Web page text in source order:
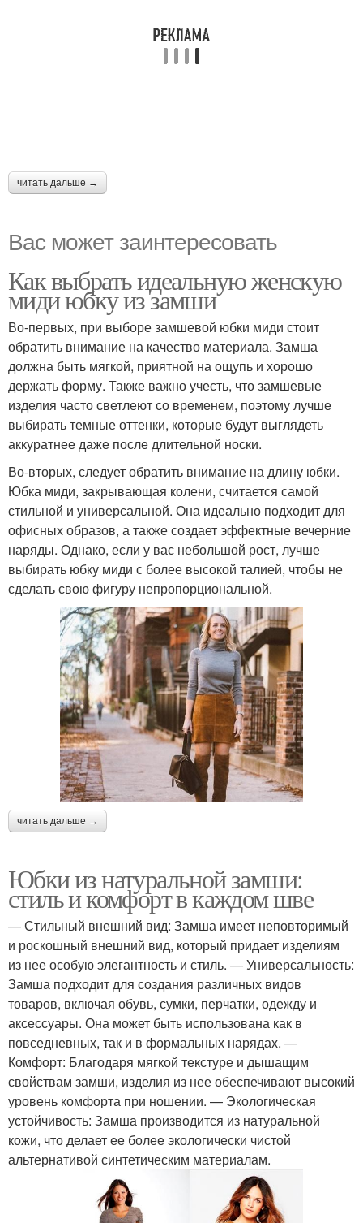
читать дальше →
Вас может заинтересовать
Как выбрать идеальную женскую
миди юбку из замши
Во-первых, при выборе замшевой юбки миди стоит
обратить внимание на качество материала. Замша
должна быть мягкой, приятной на ощупь и хорошо
держать форму. Также важно учесть, что замшевые
изделия часто светлеют со временем, поэтому лучше
выбирать темные оттенки, которые будут выглядеть
аккуратнее даже после длительной носки.
Во-вторых, следует обратить внимание на длину юбки.
Юбка миди, закрывающая колени, считается самой
стильной и универсальной. Она идеально подходит для
офисных образов, а также создает эффектные вечерние
наряды. Однако, если у вас небольшой рост, лучше
выбирать юбку миди с более высокой талией, чтобы не
сделать свою фигуру непропорциональной.
читать дальше →
Юбки из натуральной замши:
стиль и комфорт в каждом шве
— Стильный внешний вид: Замша имеет неповторимый
и роскошный внешний вид, который придает изделиям
из нее особую элегантность и стиль. — Универсальность:
Замша подходит для создания различных видов
товаров, включая обувь, сумки, перчатки, одежду и
аксессуары. Она может быть использована как в
повседневных, так и в формальных нарядах. —
Комфорт: Благодаря мягкой текстуре и дышащим
свойствам замши, изделия из нее обеспечивают высокий
уровень комфорта при ношении. — Экологическая
устойчивость: Замша производится из натуральной
кожи, что делает ее более экологически чистой
альтернативой синтетическим материалам.